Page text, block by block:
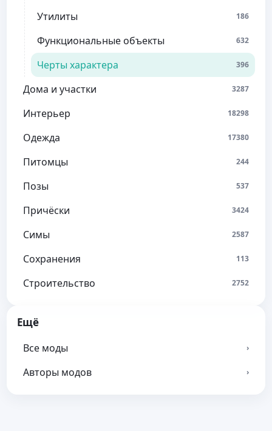
Утилиты 186
Функциональные объекты 632
Черты характера 396
Дома и участки 3287
Интерьер 18298
Одежда 17380
Питомцы 244
Позы 537
Причёски 3424
Симы 2587
Сохранения 113
Строительство 2752
Ещё
Все моды ›
Авторы модов ›